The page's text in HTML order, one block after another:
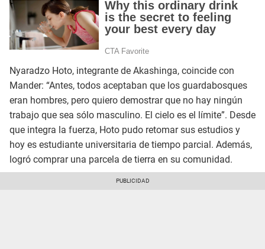
Nyaradzo Hoto, integrante de Akashinga, coincide con
Mander: “Antes, todos aceptaban que los guardabosques
eran hombres, pero quiero demostrar que no hay ningún
trabajo que sea sólo masculino. El cielo es el límite”. Desde
que integra la fuerza, Hoto pudo retomar sus estudios y
hoy es estudiante universitaria de tiempo parcial. Además,
logró comprar una parcela de tierra en su comunidad.